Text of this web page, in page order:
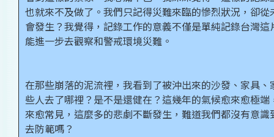
也就來不及做了。我們只記得災難來臨的慘烈狀況，卻
會發生？我覺得，記錄工作的意義不僅是單純記錄台灣
能進一步去觀察和警戒環境災難。
在那些崩落的泥流裡，我看到了被沖出來的沙發、家具
些人去了哪裡？是不是還健在？這幾年的氣候愈來愈極
來愈常見，這麼多的悲劇不斷發生，難道我們都沒有意
去防範嗎？